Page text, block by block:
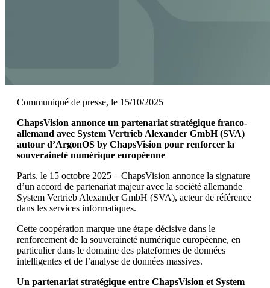
Communiqué de presse, le 15/10/2025
ChapsVision annonce un partenariat stratégique franco-
allemand avec System Vertrieb Alexander GmbH (SVA)
autour d’ArgonOS by ChapsVision pour renforcer la
souveraineté numérique européenne
Paris, le 15 octobre 2025 – ChapsVision annonce la signature
d’un accord de partenariat majeur avec la société allemande
System Vertrieb Alexander GmbH (SVA), acteur de référence
dans les services informatiques.
Cette coopération marque une étape décisive dans le
renforcement de la souveraineté numérique européenne, en
particulier dans le domaine des plateformes de données
intelligentes et de l’analyse de données massives.
Un partenariat stratégique entre ChapsVision et System